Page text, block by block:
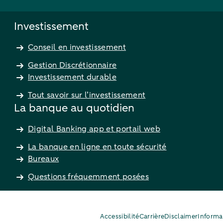
Investissement
Conseil en investissement
Gestion Discrétionnaire
Investissement durable
Tout savoir sur l’investissement
La banque au quotidien
Digital Banking app et portail web
La banque en ligne en toute sécurité
Bureaux
Questions fréquemment posées
AccessibilitéCarrièreDisclaimer